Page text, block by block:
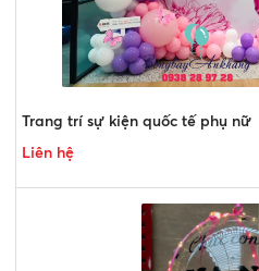
Trang trí sự kiện quốc tế phụ nữ
Liên hệ